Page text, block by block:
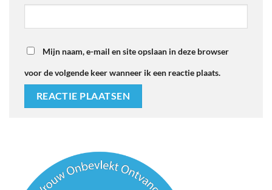
Mijn naam, e-mail en site opslaan in deze browser
voor de volgende keer wanneer ik een reactie plaats.